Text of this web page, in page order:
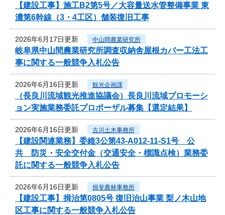
【建設工事】施工B2第5号／大容量送水管整備事業 東
濃第6幹線（3・4工区）舗装復旧工事
2026年6月17日更新 中山間農業研究所
岐阜県中山間農業研究所調査収納舎屋根カバー工法工
事に関する一般競争入札公告
2026年6月16日更新 観光企画課
（長良川流域観光推進協議会）長良川流域プロモーシ
ョン実施業務委託プロポーザル募集【選定結果】
2026年6月16日更新 古川土木事務所
【建設関連業務】委維3公第43-A012-11-S1号 公
共 防災・安全交付金（交通安全・標識点検）業務委
託に関する一般競争入札公告
2026年6月16日更新 揖斐農林事務所
【建設工事】揖治第0805号 復旧治山事業 梨ノ木山地
区工事に関する一般競争入札公告